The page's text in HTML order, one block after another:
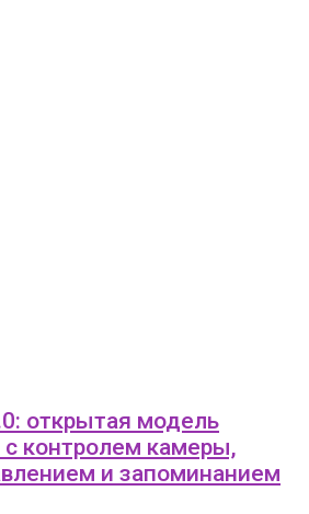
открытая модель
с контролем камеры,
и запоминанием